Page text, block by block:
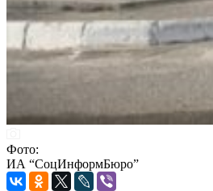
Фото:
ИА “СоцИнформБюро”